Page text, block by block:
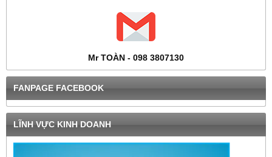
Mr TOÀN - 098 3807130
FANPAGE FACEBOOK
LĨNH VỰC KINH DOANH